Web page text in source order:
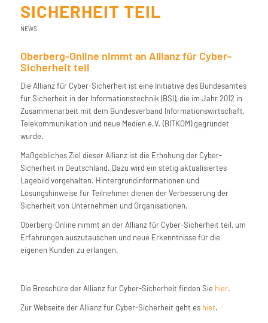
SICHERHEIT TEIL
NEWS
Oberberg-Online nimmt an Allianz für Cyber-
Sicherheit teil
Die Allianz für Cyber-Sicherheit ist eine Initiative des Bundesamtes
für Sicherheit in der Informationstechnik (BSI), die im Jahr 2012 in
Zusammenarbeit mit dem Bundesverband Informationswirtschaft,
Telekommunikation und neue Medien e.V. (BITKOM) gegründet
wurde.
Maßgebliches Ziel dieser Allianz ist die Erhöhung der Cyber-
Sicherheit in Deutschland. Dazu wird ein stetig aktualisiertes
Lagebild vorgehalten. Hintergrundinformationen und
Lösungshinweise für Teilnehmer dienen der Verbesserung der
Sicherheit von Unternehmen und Organisationen.
Oberberg-Online nimmt an der Allianz für Cyber-Sicherheit teil, um
Erfahrungen auszutauschen und neue Erkenntnisse für die
eigenen Kunden zu erlangen.
Die Broschüre der Allianz für Cyber-Sicherheit finden Sie hier.
Zur Webseite der Allianz für Cyber-Sicherheit geht es hier.